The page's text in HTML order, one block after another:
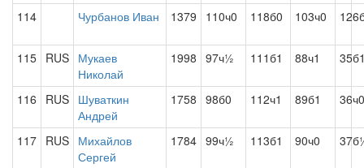
114 Чурбанов Иван 1379 110ч0 118б0 103ч0
115 RUS Мукаев
Николай
1998 97ч½ 111б1 88ч1
116 RUS Шуваткин
Андрей
1758 98б0 112ч1 89б1 36ч0
117 RUS Михайлов
Сергей
1784 99ч½ 113б1 90ч0